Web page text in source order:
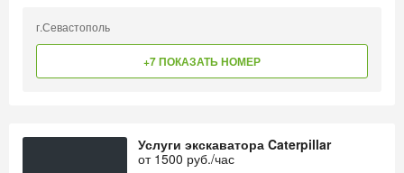
г.Севастополь
+7 ПОКАЗАТЬ НОМЕР
Услуги экскаватора Caterpillar
от 1500 руб./час